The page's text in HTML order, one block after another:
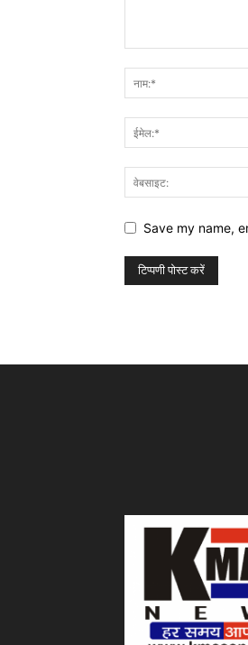
Save my name,